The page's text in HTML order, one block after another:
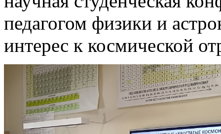
педагогом физики и
интерес к космической